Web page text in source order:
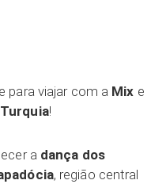
para viajar com a Mix e
Turquia!
a dança dos
, região central